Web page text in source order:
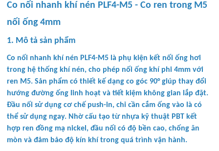
Co nối nhanh khí nén PLF4-M5 - Co ren trong M5
nối ống 4mm
1. Mô tả sản phẩm
Co nối nhanh khí nén PLF4-M5 là phụ kiện kết nối ống hơi
trong hệ thống khí nén, cho phép nối ống khí phi 4mm với
ren M5. Sản phẩm có thiết kế dạng co góc 90° giúp thay đổi
hướng đường ống linh hoạt và tiết kiệm không gian lắp đặt.
Đầu nối sử dụng cơ chế push-in, chỉ cần cắm ống vào là có
thể sử dụng ngay. Nhờ cấu tạo từ nhựa kỹ thuật PBT kết
hợp ren đồng mạ nickel, đầu nối có độ bền cao, chống ăn
mòn và đảm bảo độ kín khí trong quá trình vận hành.